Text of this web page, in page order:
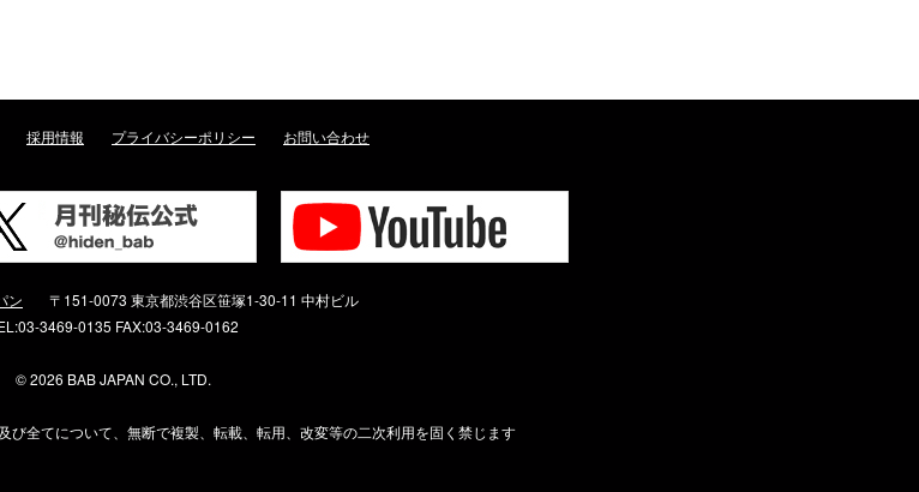
採用情報 プライバシーポリシー お問い合わせ
ン
〒151-0073 東京都渋谷区笹塚1-30-11 中村ビル
3469-0135 FAX:03-3469-0162
©2026 BAB JAPAN CO., LTD.
び全てについて、無断で複製、転載、転用、改変等の二次利用を固く禁じます